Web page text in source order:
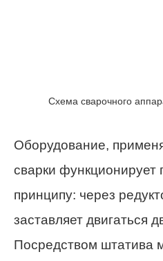
Схема сварочного
Оборудование,
сварки
принципу: через
заставляет двигаться
Посредством штатива